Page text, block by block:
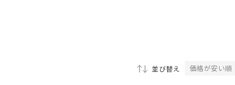
並び替え 価格が安い順